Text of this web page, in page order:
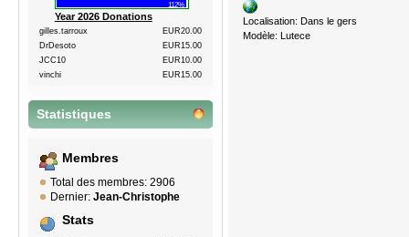
112%
Year 2026 Donations
gilles.tarroux
EUR20.00
DrDesoto
EUR15.00
JCC10
EUR10.00
vinchi
EUR15.00
Statistiques
Membres
Total des membres: 2906
Dernier: Jean-Christophe
Stats
Localisation: Dans le gers
Modèle: Lutece